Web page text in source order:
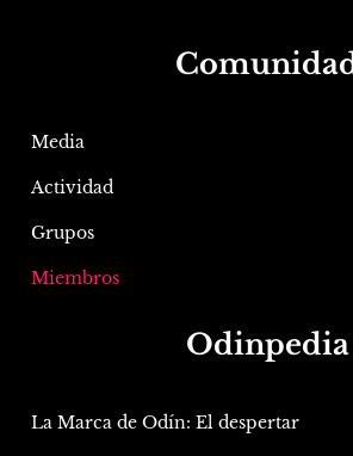
Media
Actividad
Grupos
Miembros
Odinpedia
La Marca de Odín: El despertar